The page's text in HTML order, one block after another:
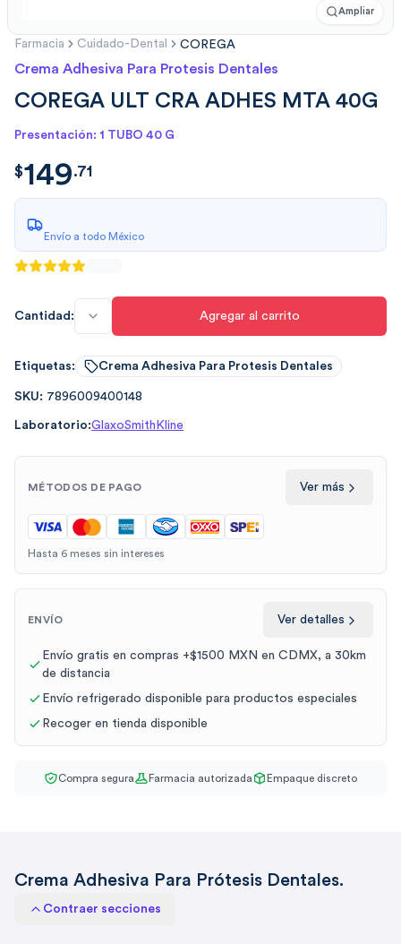
Ampliar
Farmacia Cuidado-Dental COREGA
Crema Adhesiva Para Protesis Dentales
COREGA ULT CRA ADHES MTA 40G
Presentación: 1 TUBO 40 G
$149.7168
$149.71
Envío a todo México
Cantidad: Agregar al carrito
Etiquetas: Crema Adhesiva Para Protesis Dentales
SKU: 7896009400148
Laboratorio:GlaxoSmithKline
MÉTODOS DE PAGO Ver más
Hasta 6 meses sin intereses
ENVÍO Ver detalles
Envío gratis en compras +$1500 MXN en CDMX, a 30km
de distancia
Envío refrigerado disponible para productos especiales
Recoger en tienda disponible
Compra segura Farmacia autorizada Empaque discreto
Crema Adhesiva Para Prótesis Dentales.
Contraer secciones